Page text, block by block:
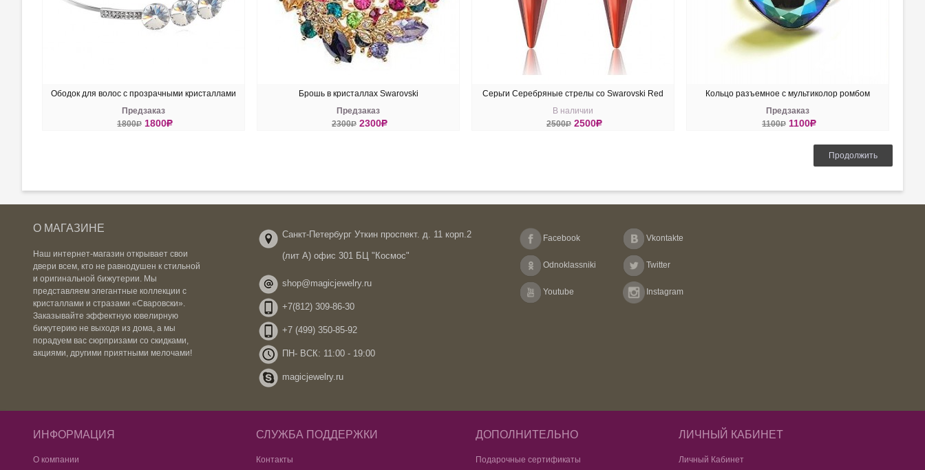
Ободок для волос с прозрачными кристаллами
Сваровски
Предзаказ
1800R 1800R
Брошь в кристаллах Swarovski
Предзаказ
2300R 2300R
Серьги Серебряные стрелы со Swarovski Red
Magna
В наличии
2500R 2500R
Кольцо разъемное с мультиколор ромбом
Swarovski
Предзаказ
1100R 1100R
Продолжить
О МАГАЗИНЕ
Наш интернет-магазин открывает свои
двери всем, кто не равнодушен к стильной
и оригинальной бижутерии. Мы
представляем элегантные коллекции с
кристаллами и стразами «Сваровски».
Заказывайте эффектную ювелирную
бижутерию не выходя из дома, а мы
порадуем вас сюрпризами со скидками,
акциями, другими приятными мелочами!
Санкт-Петербург Уткин проспект. д. 11 корп.2
(лит А) офис 301 БЦ "Космос"
shop@magicjewelry.ru
+7(812) 309-86-30
+7 (499) 350-85-92
ПН- ВСК: 11:00 - 19:00
magicjewelry.ru
Facebook Vkontakte
Odnoklassniki Twitter
Youtube Instagram
ИНФОРМАЦИЯ
О компании
СЛУЖБА ПОДДЕРЖКИ
Контакты
ДОПОЛНИТЕЛЬНО
Подарочные сертификаты
ЛИЧНЫЙ КАБИНЕТ
Личный Кабинет